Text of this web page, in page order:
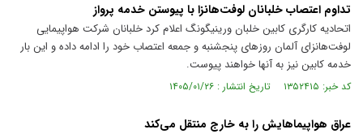
تداوم اعتصاب خلبانان لوفت‌هانزا با پیوستن خدمه پرواز
اتحادیه کارگری کابین خلبان ورینیگونگ اعلام کرد خلبانان شرکت هواپیمایی
لوفت‌هانزای آلمان روزهای پنجشنبه و جمعه اعتصاب خود را ادامه داده و این بار
خدمه کابین نیز به آنها خواهند پیوست.
کد خبر: ۱۳۵۲۴۱۵ تاریخ انتشار : ۱۴۰۵/۰۱/۲۶
عراق هواپیماهایش را به خارج منتقل می‌کند